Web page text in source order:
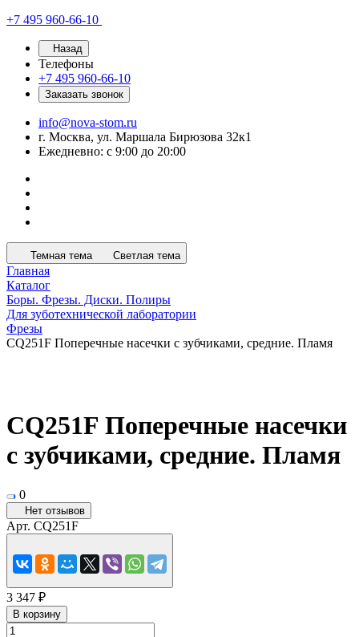
+7 495 960-66-10
Назад
Телефоны
+7 495 960-66-10
Заказать звонок
info@nova-stom.ru
г. Москва, ул. Маршала Бирюзова 32к1
Ежедневно: с 9:00 до 20:00
Темная тема Светлая тема
Главная
Каталог
Боры. Фрезы. Диски. Полиры
Для зуботехнической лаборатории
Фрезы
CQ251F Поперечные насечки с зубчиками, средние. Пламя
CQ251F Поперечные насечки
с зубчиками, средние. Пламя
0
Нет отзывов
Арт. CQ251F
3 347 ₽
В корзину